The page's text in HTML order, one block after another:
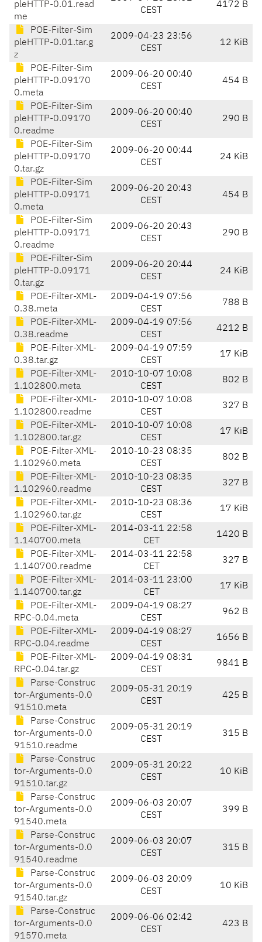
pleHTTP-0.01.read
me
CEST
4172 B
POE-Filter-Sim
pleHTTP-0.01.tar.g
z
2009-04-23 23:56
CEST
12 KiB
POE-Filter-Sim
pleHTTP-0.09170
0.meta
2009-06-20 00:40
CEST
454 B
POE-Filter-Sim
pleHTTP-0.09170
0.readme
2009-06-20 00:40
CEST
290 B
POE-Filter-Sim
pleHTTP-0.09170
0.tar.gz
2009-06-20 00:44
CEST
24 KiB
POE-Filter-Sim
pleHTTP-0.09171
0.meta
2009-06-20 20:43
CEST
454 B
POE-Filter-Sim
pleHTTP-0.09171
0.readme
2009-06-20 20:43
CEST
290 B
POE-Filter-Sim
pleHTTP-0.09171
0.tar.gz
2009-06-20 20:44
CEST
24 KiB
POE-Filter-XML-
0.38.meta
2009-04-19 07:56
CEST
788 B
POE-Filter-XML-
0.38.readme
2009-04-19 07:56
CEST
4212 B
POE-Filter-XML-
0.38.tar.gz
2009-04-19 07:59
CEST
17 KiB
POE-Filter-XML-
1.102800.meta
2010-10-07 10:08
CEST
802 B
POE-Filter-XML-
1.102800.readme
2010-10-07 10:08
CEST
327 B
POE-Filter-XML-
1.102800.tar.gz
2010-10-07 10:08
CEST
17 KiB
POE-Filter-XML-
1.102960.meta
2010-10-23 08:35
CEST
802 B
POE-Filter-XML-
1.102960.readme
2010-10-23 08:35
CEST
327 B
POE-Filter-XML-
1.102960.tar.gz
2010-10-23 08:36
CEST
17 KiB
POE-Filter-XML-
1.140700.meta
2014-03-11 22:58
CET
1420 B
POE-Filter-XML-
1.140700.readme
2014-03-11 22:58
CET
327 B
POE-Filter-XML-
1.140700.tar.gz
2014-03-11 23:00
CET
17 KiB
POE-Filter-XML-
RPC-0.04.meta
2009-04-19 08:27
CEST
962 B
POE-Filter-XML-
RPC-0.04.readme
2009-04-19 08:27
CEST
1656 B
POE-Filter-XML-
RPC-0.04.tar.gz
2009-04-19 08:31
CEST
9841 B
Parse-Construc
tor-Arguments-0.0
91510.meta
2009-05-31 20:19
CEST
425 B
Parse-Construc
tor-Arguments-0.0
91510.readme
2009-05-31 20:19
CEST
315 B
Parse-Construc
tor-Arguments-0.0
91510.tar.gz
2009-05-31 20:22
CEST
10 KiB
Parse-Construc
tor-Arguments-0.0
91540.meta
2009-06-03 20:07
CEST
399 B
Parse-Construc
tor-Arguments-0.0
91540.readme
2009-06-03 20:07
CEST
315 B
Parse-Construc
tor-Arguments-0.0
91540.tar.gz
2009-06-03 20:09
CEST
10 KiB
Parse-Construc
tor-Arguments-0.0
91570.meta
2009-06-06 02:42
CEST
423 B